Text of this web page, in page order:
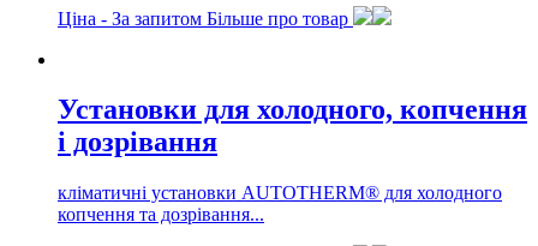
Ціна - За запитом Більше про товар
Установки для холодного, копчення
і дозрівання
кліматичні установки AUTOTHERM® для холодного
копчення та дозрівання...